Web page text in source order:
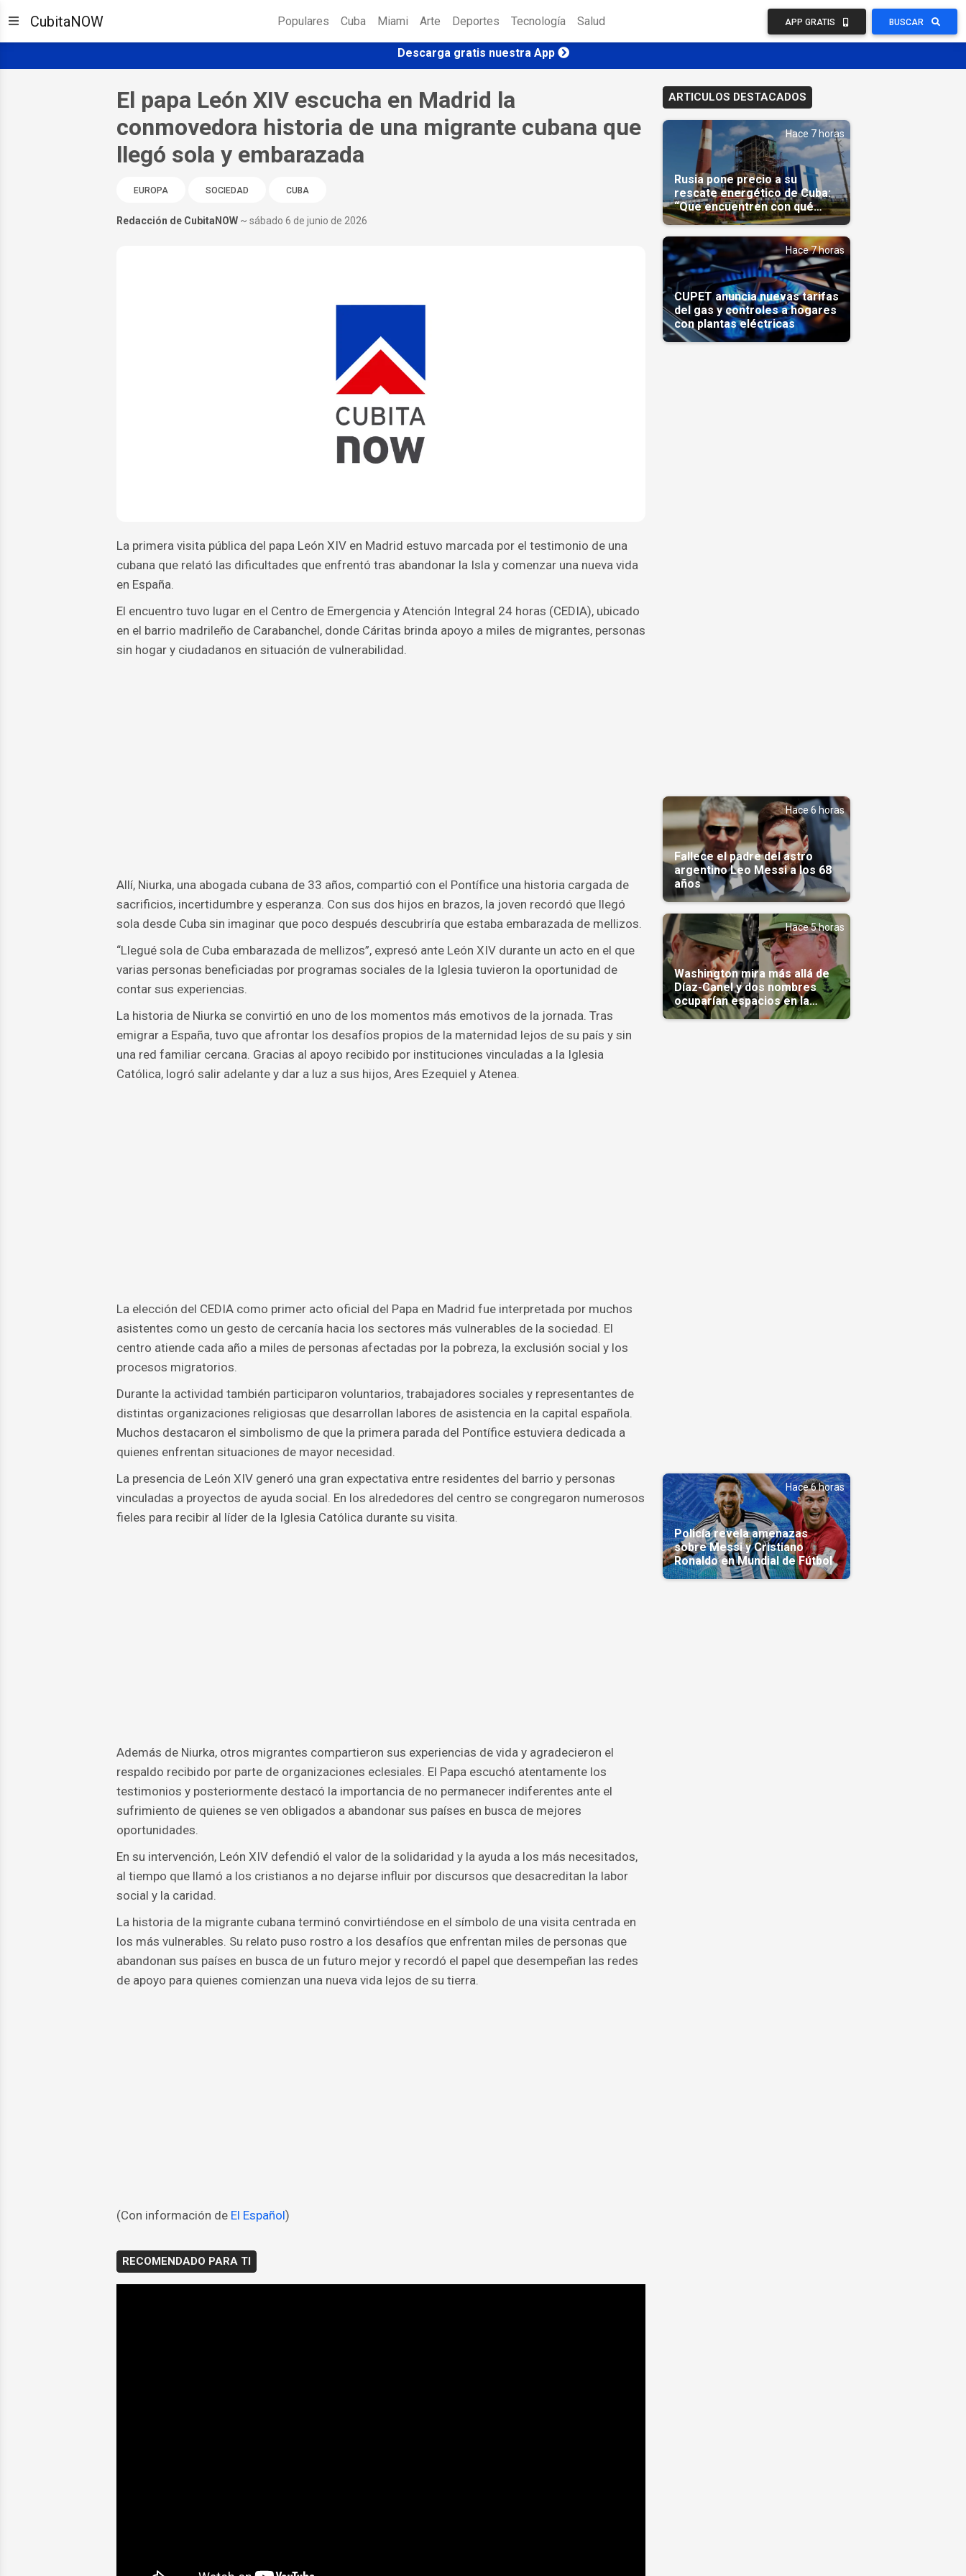
CubitaNOW Populares Cuba Miami Arte Deportes Tecnología Salud APP GRATIS BUSCAR
Descarga gratis nuestra App
El papa León XIV escucha en Madrid la
conmovedora historia de una migrante cubana que
llegó sola y embarazada
EUROPA SOCIEDAD CUBA
Redacción de CubitaNOW ~ sábado 6 de junio de 2026
La primera visita pública del papa León XIV en Madrid estuvo marcada por el testimonio de una
cubana que relató las dificultades que enfrentó tras abandonar la Isla y comenzar una nueva vida
en España.
El encuentro tuvo lugar en el Centro de Emergencia y Atención Integral 24 horas (CEDIA), ubicado
en el barrio madrileño de Carabanchel, donde Cáritas brinda apoyo a miles de migrantes, personas
sin hogar y ciudadanos en situación de vulnerabilidad.
Allí, Niurka, una abogada cubana de 33 años, compartió con el Pontífice una historia cargada de
sacrificios, incertidumbre y esperanza. Con sus dos hijos en brazos, la joven recordó que llegó
sola desde Cuba sin imaginar que poco después descubriría que estaba embarazada de mellizos.
“Llegué sola de Cuba embarazada de mellizos”, expresó ante León XIV durante un acto en el que
varias personas beneficiadas por programas sociales de la Iglesia tuvieron la oportunidad de
contar sus experiencias.
La historia de Niurka se convirtió en uno de los momentos más emotivos de la jornada. Tras
emigrar a España, tuvo que afrontar los desafíos propios de la maternidad lejos de su país y sin
una red familiar cercana. Gracias al apoyo recibido por instituciones vinculadas a la Iglesia
Católica, logró salir adelante y dar a luz a sus hijos, Ares Ezequiel y Atenea.
La elección del CEDIA como primer acto oficial del Papa en Madrid fue interpretada por muchos
asistentes como un gesto de cercanía hacia los sectores más vulnerables de la sociedad. El
centro atiende cada año a miles de personas afectadas por la pobreza, la exclusión social y los
procesos migratorios.
Durante la actividad también participaron voluntarios, trabajadores sociales y representantes de
distintas organizaciones religiosas que desarrollan labores de asistencia en la capital española.
Muchos destacaron el simbolismo de que la primera parada del Pontífice estuviera dedicada a
quienes enfrentan situaciones de mayor necesidad.
La presencia de León XIV generó una gran expectativa entre residentes del barrio y personas
vinculadas a proyectos de ayuda social. En los alrededores del centro se congregaron numerosos
fieles para recibir al líder de la Iglesia Católica durante su visita.
Además de Niurka, otros migrantes compartieron sus experiencias de vida y agradecieron el
respaldo recibido por parte de organizaciones eclesiales. El Papa escuchó atentamente los
testimonios y posteriormente destacó la importancia de no permanecer indiferentes ante el
sufrimiento de quienes se ven obligados a abandonar sus países en busca de mejores
oportunidades.
En su intervención, León XIV defendió el valor de la solidaridad y la ayuda a los más necesitados,
al tiempo que llamó a los cristianos a no dejarse influir por discursos que desacreditan la labor
social y la caridad.
La historia de la migrante cubana terminó convirtiéndose en el símbolo de una visita centrada en
los más vulnerables. Su relato puso rostro a los desafíos que enfrentan miles de personas que
abandonan sus países en busca de un futuro mejor y recordó el papel que desempeñan las redes
de apoyo para quienes comienzan una nueva vida lejos de su tierra.
(Con información de El Español)
RECOMENDADO PARA TI
ARTICULOS DESTACADOS
Hace 7 horas
Rusia pone precio a su
rescate energético de Cuba:
“Que encuentren con qué
pagarnos”
Hace 7 horas
CUPET anuncia nuevas tarifas
del gas y controles a hogares
con plantas eléctricas
Hace 6 horas
Fallece el padre del astro
argentino Leo Messi a los 68
años
Hace 5 horas
Washington mira más allá de
Díaz-Canel y dos nombres
ocuparían espacios en la
transición
Hace 6 horas
Policía revela amenazas
sobre Messi y Cristiano
Ronaldo en Mundial de Fútbol